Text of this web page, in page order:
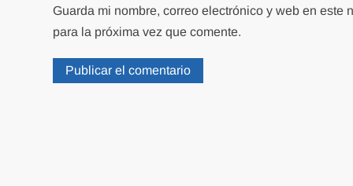
Guarda mi nombre, correo electrónico y web en este
para la próxima vez que comente.